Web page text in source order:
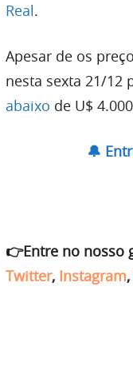
Real.
Apesar de os
nesta sexta 21/12
abaixo de U$
🔔
👉Entre no nosso
Twitter, Instagram,